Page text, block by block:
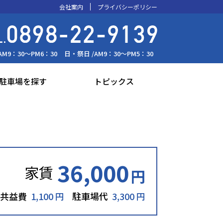
会社案内 プライバシーポリシー
：30～PM6：30 日・祭日 /AM9：30～PM5：30
車場を探す トピックス
家賃 36,000円
共益費 1,100 円 駐車場代 3,300 円